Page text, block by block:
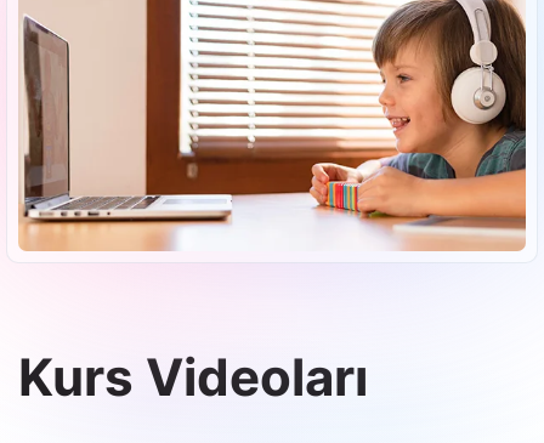
Kurs Videoları